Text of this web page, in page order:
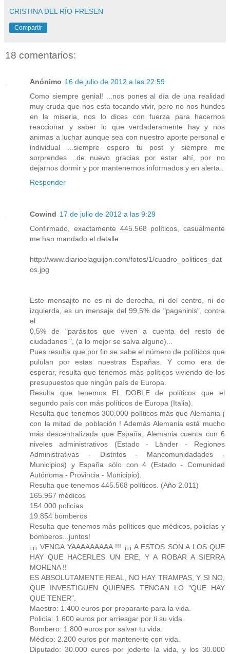
CRISTINA DEL RÍO FRESEN
Compartir
18 comentarios:
Anónimo 16 de julio de 2012 a las 22:59
Como siempre genial! ...nos pones al día de una realidad
muy cruda que nos esta tocando vivir, pero no nos hundes
en la miseria, nos lo dices con fuerza para hacernos
reaccionar y saber lo que verdaderamente hay y nos
animas a luchar aunque sea con nuestro aporte personal e
individual ...siempre espero tu post y siempre me
sorprendes ..de nuevo gracias por estar ahí, por no
dejarnos dormir y por mantenernos informados y en alerta..
Responder
Cowind 17 de julio de 2012 a las 9:29
Confirmado, exactamente 445.568 políticos, casualmente
me han mandado el detalle
http://www.diarioelaguijon.com/fotos/1/cuadro_politicos_dat
os.jpg
Este mensajito no es ni de derecha, ni del centro, ni de
izquierda, es un mensaje del 99,5% de "paganinis", contra
el
0,5% de "parásitos que viven a cuenta del resto de
ciudadanos ", (a lo mejor se salva alguno)...
Pues resulta que por fin se sabe el número de políticos que
pululan por estas nuestras Españas. Y como era de
esperar, resulta que tenemos más políticos viviendo de los
presupuestos que ningún país de Europa.
Resulta que tenemos EL DOBLE de políticos que el
segundo país con más políticos de Europa (Italia).
Resulta que tenemos 300.000 políticos más que Alemania ¡
con la mitad de población ! Además Alemania está mucho
más descentralizada que España. Alemania cuenta con 6
niveles administrativos (Estado - Länder - Regiones
Administrativas - Distritos - Mancomunidadades -
Municipios) y España sólo con 4 (Estado - Comunidad
Autónoma - Provincia - Municipio).
Resulta que tenemos 445.568 políticos. (Año 2.011)
165.967 médicos
154.000 policías
19.854 bomberos
Resulta que tenemos más políticos que médicos, policías y
bomberos...juntos!
¡¡¡ VENGA YAAAAAAAAA !!! ¡¡¡ A ESTOS SON A LOS QUE
HAY QUE HACERLES UN ERE, Y A ROBAR A SIERRA
MORENA !!
ES ABSOLUTAMENTE REAL, NO HAY TRAMPAS, Y SI NO,
QUE INVESTIGUEN QUIENES TENGAN LO "QUE HAY
QUE TENER".
Maestro: 1.400 euros por prepararte para la vida.
Policía: 1.600 euros por arriesgar por ti su vida.
Bombero: 1.800 euros por salvar tu vida.
Médico: 2.200 euros por mantenerte con vida.
Diputado: 30.000 euros por joderte la vida, y los 30.000